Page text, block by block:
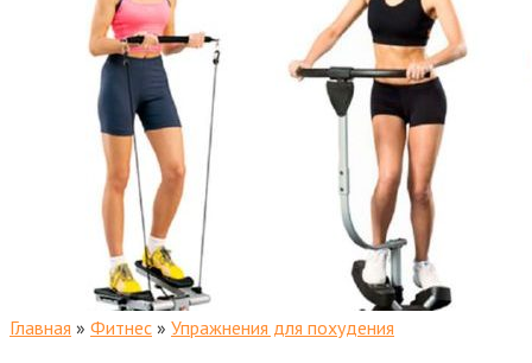
Главная » Фитнес » Упражнения для похудения